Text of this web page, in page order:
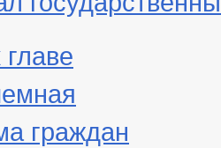
граждан